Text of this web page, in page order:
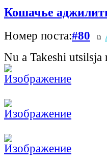
Кошачье
Номер поста:#80
Nu a Takeshi utsilsja